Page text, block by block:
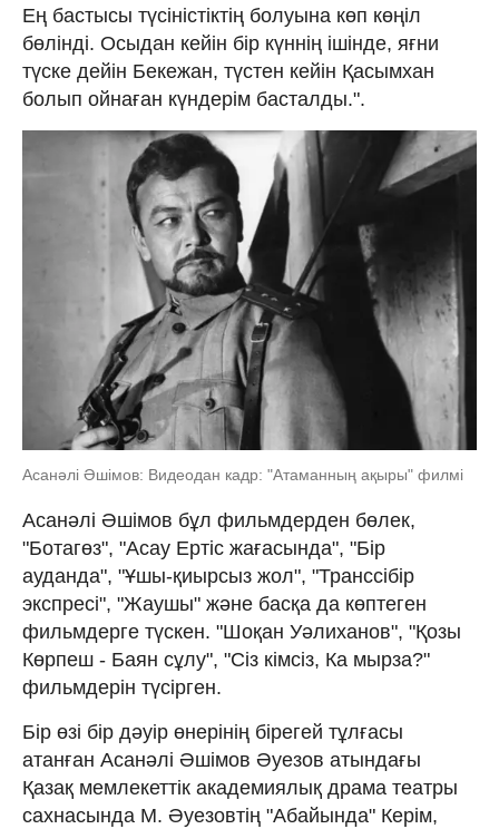
Ең бас­тысы түсіністіктің болуына көп көңіл
бөлінді. Осыдан кейін бір күннің ішінде, яғни
түске дейін Бекежан, түстен кейін Қасымхан
болып ойнаған күндерім басталды.".
Асанәлі Әшімов: Видеодан кадр: "Атаманның ақыры" филмі
Асанәлі Әшімов бұл фильмдерден бөлек,
"Ботагөз", "Асау Ертіс жағасында", "Бір
ауданда", "Ұшы-қиырсыз жол", "Транссібір
экспресі", "Жаушы" және басқа да көптеген
фильмдерге түскен. "Шоқан Уәлиханов", "Қозы
Көрпеш - Баян сұлу", "Сіз кімсіз, Ка мырза?"
фильмдерін түсірген.
Бір өзі бір дәуір өнерінің бірегей тұлғасы
атанған Асанәлі Әшімов Әуезов атындағы
Қазақ мемлекеттік академиялық драма театры
сахнасында М. Әуезовтің "Абайында" Керім,